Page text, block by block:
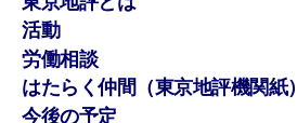
活動
労働相談
はたらく仲間（東京地評機関紙）
今後の予定